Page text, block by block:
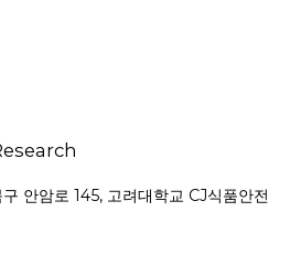
안암로 145, 고려대학교 CJ식품안전